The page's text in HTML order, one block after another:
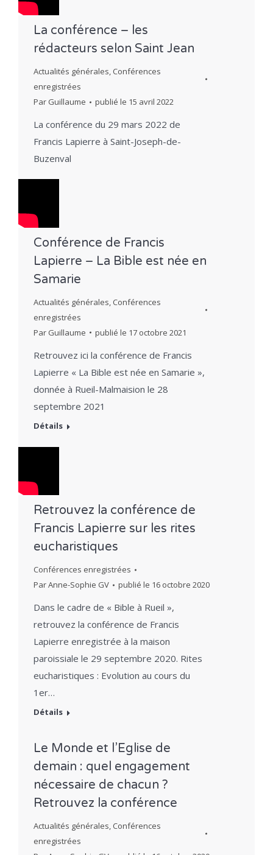
La conférence – les
rédacteurs selon Saint Jean
Actualités générales, Conférences
enregistrées
Par Guillaume publié le 15 avril 2022
La conférence du 29 mars 2022 de
Francis Lapierre à Saint-Joseph-de-
Buzenval
Conférence de Francis
Lapierre – La Bible est née en
Samarie
Actualités générales, Conférences
enregistrées
Par Guillaume publié le 17 octobre 2021
Retrouvez ici la conférence de Francis
Lapierre « La Bible est née en Samarie »,
donnée à Rueil-Malmaision le 28
septembre 2021
Détails
Retrouvez la conférence de
Francis Lapierre sur les rites
eucharistiques
Conférences enregistrées
ParAnne-Sophie GV publié le 16 octobre 2020
Dans le cadre de « Bible à Rueil »,
retrouvez la conférence de Francis
Lapierre enregistrée à la maison
paroissiale le 29 septembre 2020. Rites
eucharistiques : Evolution au cours du
1er…
Détails
Le Monde et l’Eglise de
demain : quel engagement
nécessaire de chacun ?
Retrouvez la conférence
Actualités générales, Conférences
enregistrées